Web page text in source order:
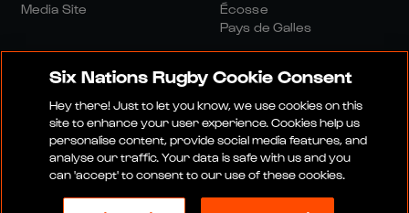
Media Site
Écosse
Pays de Galles
Site Média Conditions Générales
Politique De ConfidentialitéPolitique De Cookies
Politique Sociale Et Numérique
Six Nations Rugby Cookie Consent
Hey there! Just to let you know, we use cookies on this
site to enhance your user experience. Cookies help us
personalise content, provide social media features, and
analyse our traffic. Your data is safe with us and you
can 'accept' to consent to our use of these cookies.